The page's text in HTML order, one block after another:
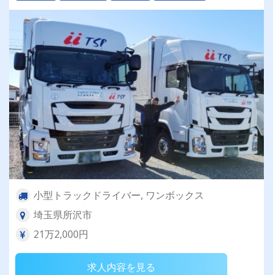
小型トラックドライバー, ワンボックス
埼玉県所沢市
21万2,000円
求人内容を見る